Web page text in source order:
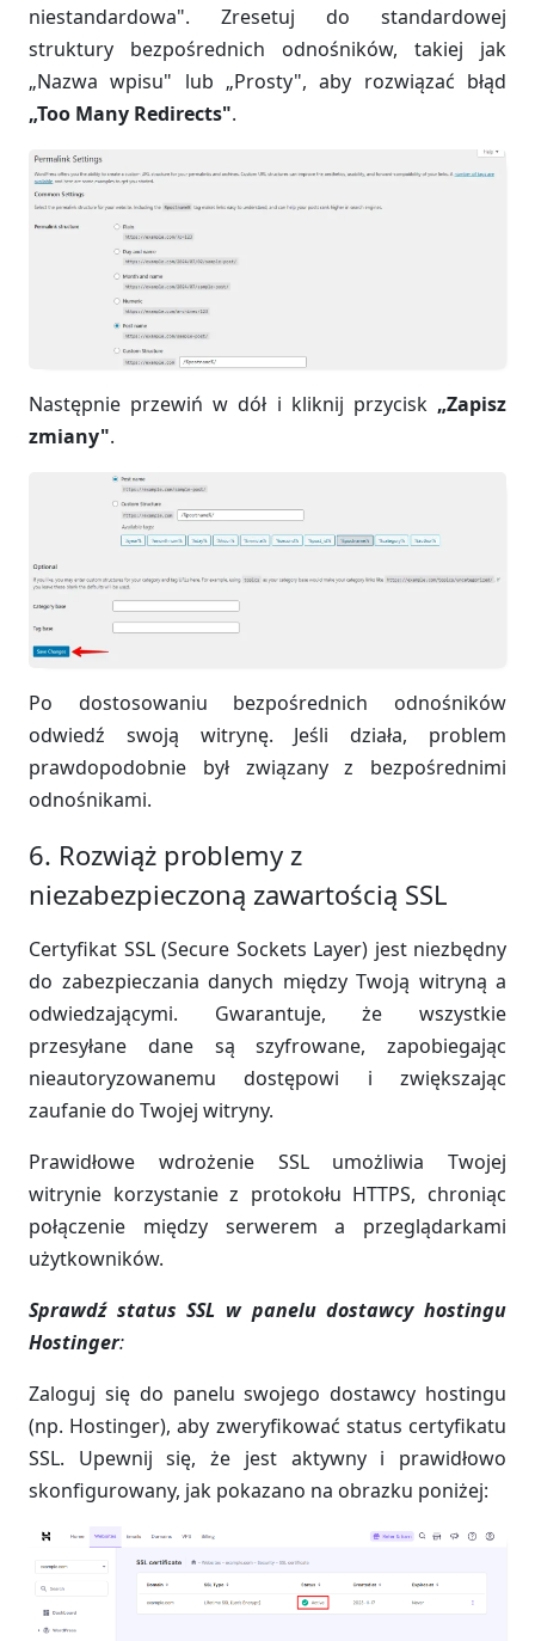
niestandardowa". Zresetuj do standardowej
struktury bezpośrednich odnośników, takiej jak
„Nazwa wpisu" lub „Prosty", aby rozwiązać błąd
„Too Many Redirects".
Następnie przewiń w dół i kliknij przycisk „Zapisz
zmiany".
Po dostosowaniu bezpośrednich odnośników
odwiedź swoją witrynę. Jeśli działa, problem
prawdopodobnie był związany z bezpośrednimi
odnośnikami.
6. Rozwiąż problemy z
niezabezpieczoną zawartością SSL
Certyfikat SSL (Secure Sockets Layer) jest niezbędny
do zabezpieczania danych między Twoją witryną a
odwiedzającymi. Gwarantuje, że wszystkie
przesyłane dane są szyfrowane, zapobiegając
nieautoryzowanemu dostępowi i zwiększając
zaufanie do Twojej witryny.
Prawidłowe wdrożenie SSL umożliwia Twojej
witrynie korzystanie z protokołu HTTPS, chroniąc
połączenie między serwerem a przeglądarkami
użytkowników.
Sprawdź status SSL w panelu dostawcy hostingu
Hostinger:
Zaloguj się do panelu swojego dostawcy hostingu
(np. Hostinger), aby zweryfikować status certyfikatu
SSL. Upewnij się, że jest aktywny i prawidłowo
skonfigurowany, jak pokazano na obrazku poniżej: